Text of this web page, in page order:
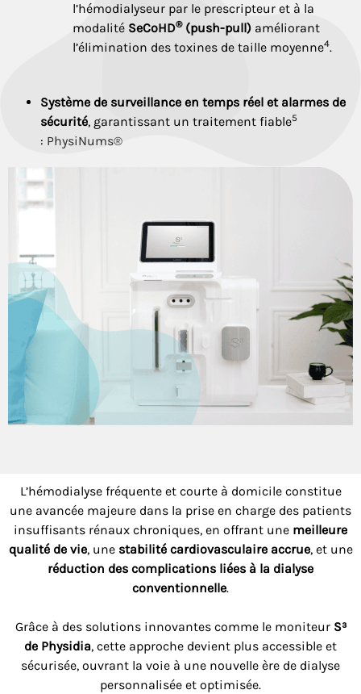
l’hémodialyseur par le prescripteur et à la
modalité SeCoHD®(push-pull) améliorant
l’élimination des toxines de taille moyenne4.
Système de surveillance en temps réel et alarmes de
sécurité, garantissant un traitement fiable5
: PhysiNums®
L’hémodialyse fréquente et courte à domicile constitue
une avancée majeure dans la prise en charge des patients
insuffisants rénaux chroniques, en offrant une meilleure
qualité de vie, une stabilité cardiovasculaire accrue, et une
réduction des complications liées à la dialyse
conventionnelle.
Grâce à des solutions innovantes comme le moniteur S³
de Physidia, cette approche devient plus accessible et
sécurisée, ouvrant la voie à une nouvelle ère de dialyse
personnalisée et optimisée.